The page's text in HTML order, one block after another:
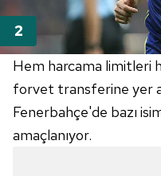
Hem harcama limitleri
forvet transferine yer
Fenerbahçe'de bazı
amaçlanıyor.